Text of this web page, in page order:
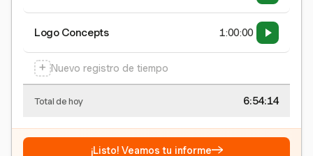
Logo Concepts 1:00:00
+ Nuevo registro de tiempo
Total de hoy 6:54:15
¡Listo! Veamos tu informe→